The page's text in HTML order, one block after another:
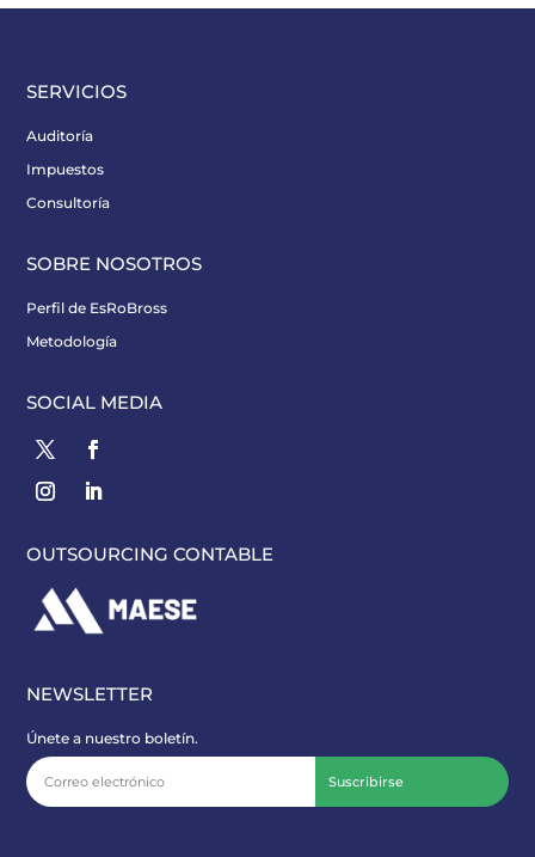
SERVICIOS
Auditoría
Impuestos
Consultoría
SOBRE NOSOTROS
Perfil de EsRoBross
Metodología
SOCIAL MEDIA
OUTSOURCING CONTABLE
NEWSLETTER
Únete a nuestro boletín.
Suscribirse